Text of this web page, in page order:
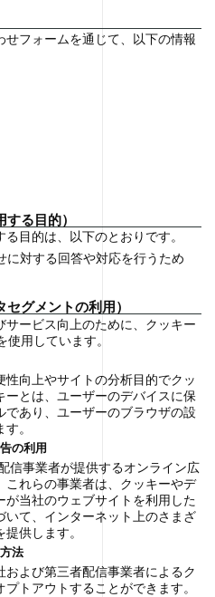
フォームを通じて、以下の情報
る目的）
目的は、以下のとおりです。
対する回答や対応を行うため
グメントの利用）
ービス向上のために、クッキー
使用しています。
向上やサイトの分析目的でクッ
とは、ユーザーのデバイスに保
あり、ユーザーのブラウザの設
。
の利用
信事業者が提供するオンライン広
れらの事業者は、クッキーやデ
当社のウェブサイトを利用した
て、インターネット上のさまざ
供します。
法
よび第三者配信事業者によるク
トアウトすることができます。